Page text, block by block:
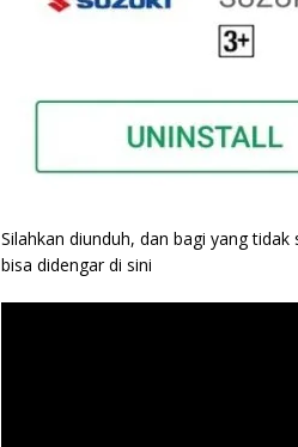
Silahkan diunduh, dan bagi yang
bisa didengar di sini